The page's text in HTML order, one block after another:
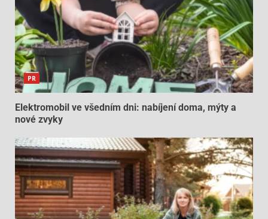
PR
Elektromobil ve všedním dni: nabíjení doma, mýty a
nové zvyky